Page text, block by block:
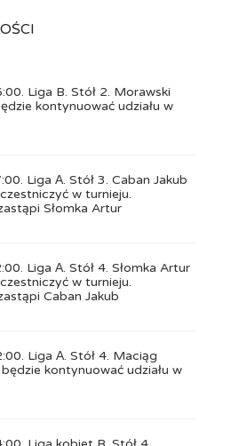
Liga B. Stół 2. Morawski
kontynuować udziału w
Liga А. Stół 3. Caban Jakub
w turnieju.
Słomka Artur
Liga А. Stół 4. Słomka Artur
w turnieju.
Caban Jakub
Liga А. Stół 4. Maciąg
kontynuować udziału w